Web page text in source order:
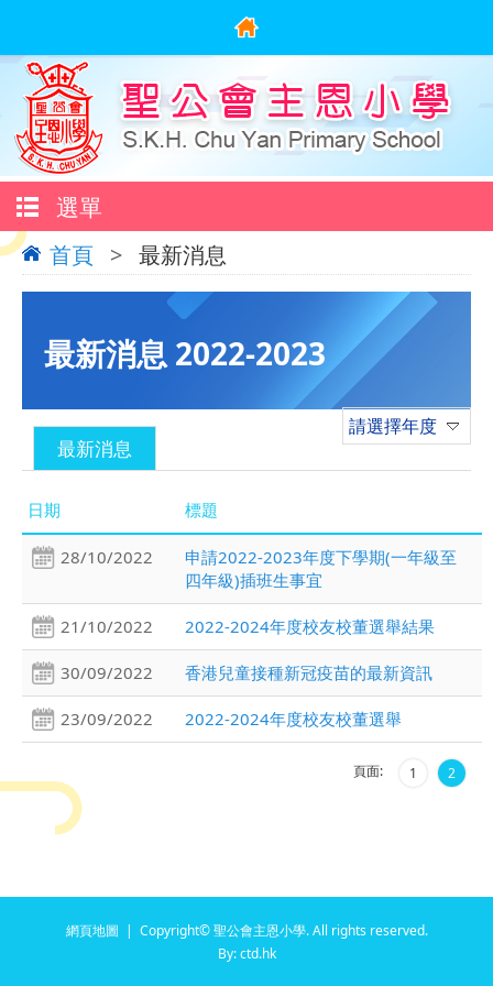
選單
首頁 > 最新消息
最新消息 2022-2023
請選擇年度
最新消息
日期 標題
28/10/2022
申請2022-2023年度下學期(一年級至
四年級)插班生事宜
21/10/2022 2022-2024年度校友校董選舉結果
30/09/2022 香港兒童接種新冠疫苗的最新資訊
23/09/2022 2022-2024年度校友校董選舉
頁面: 1 2
網頁地圖 | Copyright© 聖公會主恩小學. All rights reserved.
By: ctd.hk